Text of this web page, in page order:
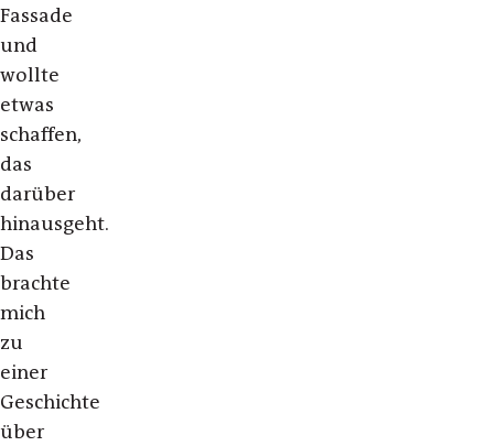
Fassade
und
wollte
etwas
schaffen,
das
darüber
hinausgeht.
Das
brachte
mich
zu
einer
Geschichte
über